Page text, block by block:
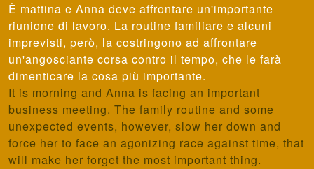
È mattina e Anna deve affrontare un'importante
riunione di lavoro. La routine familiare e alcuni
imprevisti, però, la costringono ad affrontare
un'angosciante corsa contro il tempo, che le farà
dimenticare la cosa più importante.
It is morning and Anna is facing an important
business meeting. The family routine and some
unexpected events, however, slow her down and
force her to face an agonizing race against time, that
will make her forget the most important thing.